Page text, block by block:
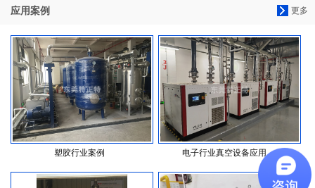
更多
应用案例
塑胶行业案例 电子行业真空设备应用...